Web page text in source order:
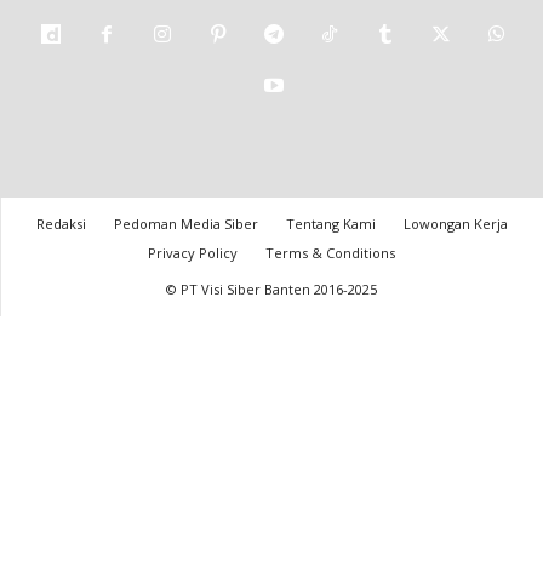
Redaksi Pedoman Media Siber Tentang Kami
Lowongan Kerja
Privacy Policy
Terms & Conditions
© PT Visi Siber Banten 2016-2025